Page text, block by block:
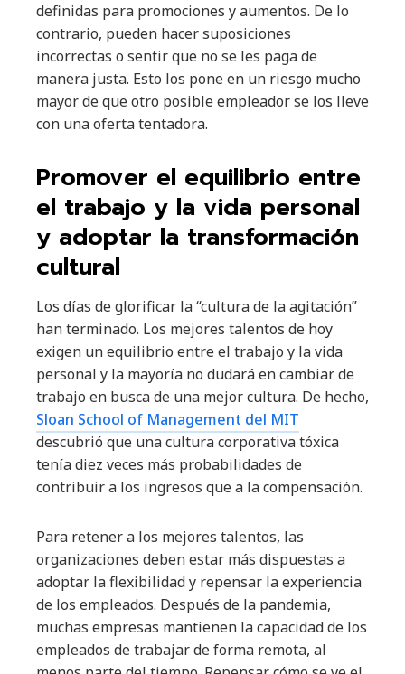
definidas para promociones y aumentos. De lo
contrario, pueden hacer suposiciones
incorrectas o sentir que no se les paga de
manera justa. Esto los pone en un riesgo mucho
mayor de que otro posible empleador se los lleve
con una oferta tentadora.
Promover el equilibrio entre
el trabajo y la vida personal
y adoptar la transformación
cultural
Los días de glorificar la “cultura de la agitación”
han terminado. Los mejores talentos de hoy
exigen un equilibrio entre el trabajo y la vida
personal y la mayoría no dudará en cambiar de
trabajo en busca de una mejor cultura. De hecho,
Sloan School of Management del MIT
descubrió que una cultura corporativa tóxica
tenía diez veces más probabilidades de
contribuir a los ingresos que a la compensación.
Para retener a los mejores talentos, las
organizaciones deben estar más dispuestas a
adoptar la flexibilidad y repensar la experiencia
de los empleados. Después de la pandemia,
muchas empresas mantienen la capacidad de los
empleados de trabajar de forma remota, al